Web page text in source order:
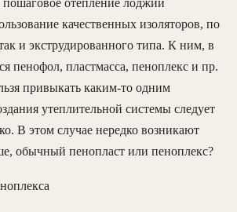
качественных изоляторов, по
и экструдированного типа. К ним, в
пенофол, пластмасса, пеноплекс и пр.
привыкать каким-то одним
утеплительной системы следует
В этом случае нередко возникают
обычный пенопласт или пеноплекс?